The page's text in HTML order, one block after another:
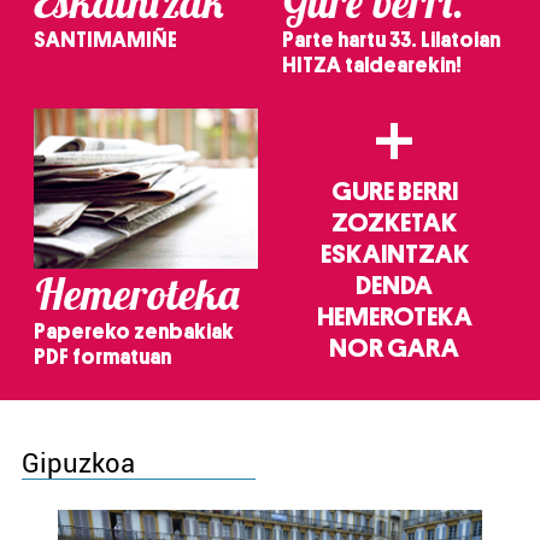
SANTIMAMIÑE
Parte hartu 33. Lilatoian
HITZA taldearekin!
Hemeroteka
Papereko zenbakiak
PDF formatuan
+
GURE BERRI
ZOZKETAK
ESKAINTZAK
DENDA
HEMEROTEKA
NOR GARA
Gipuzkoa